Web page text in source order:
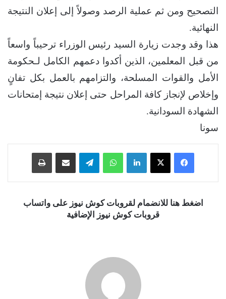
التصحيح ومن ثم عملية الرصد وصولاً إلى إعلان النتيجة
النهائية.
​هذا وقد وجدت زيارة السيد رئيس الوزراء ترحيباً واسعاً
من قبل المعلمين، الذين أكدوا دعمهم الكامل لـحكومة
الأمل والقوات المسلحة، والتزامهم بالعمل بكل تفانٍ
وإخلاص لإنجاز كافة المراحل حتى إعلان نتيجة إمتحانات
الشهادة السودانية.
سونا
فيسبوك ‫X لينكدإن واتساب تيلقرام
اضغط هنا للانضمام لقروبات كوش نيوز على واتساب
قروبات كوش نيوز الإضافية